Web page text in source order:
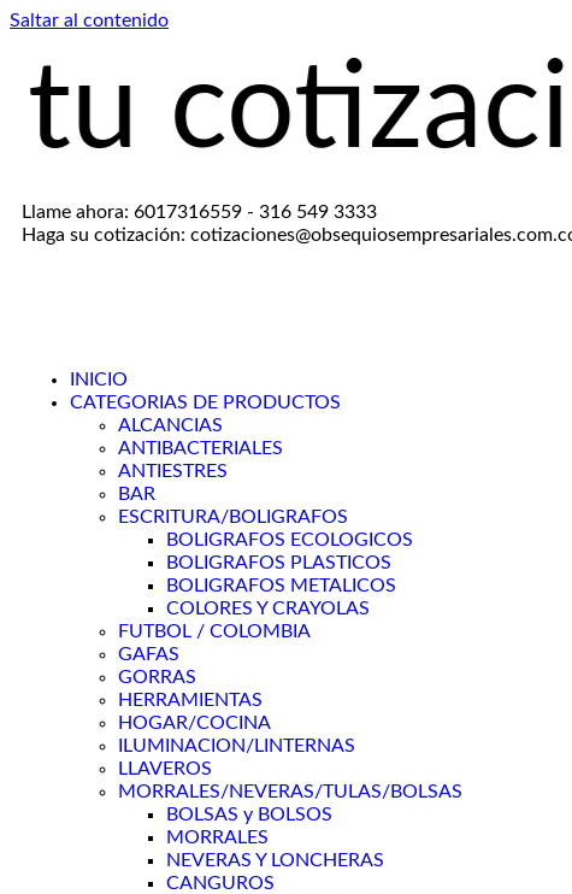
Saltar al contenido
Llame ahora: 6017316559 - 316 549 3333
Haga su cotización:
INICIO
CATEGORIAS DE PRODUCTOS
ALCANCIAS
ANTIBACTERIALES
ANTIESTRES
BAR
ESCRITURA/BOLIGRAFOS
BOLIGRAFOS ECOLOGICOS
BOLIGRAFOS PLASTICOS
BOLIGRAFOS METALICOS
COLORES Y CRAYOLAS
FUTBOL / COLOMBIA
GAFAS
GORRAS
HERRAMIENTAS
HOGAR/COCINA
ILUMINACION/LINTERNAS
LLAVEROS
MORRALES/NEVERAS/TULAS/BOLSAS
BOLSAS y BOLSOS
MORRALES
NEVERAS Y LONCHERAS
CANGUROS